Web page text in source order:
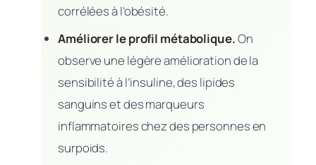
corrélées à l’obésité.
Améliorer le profil métabolique.On
observe une légère amélioration de la
sensibilité à l’insuline, des lipides
sanguins et des marqueurs
inflammatoires chez des personnes en
surpoids.